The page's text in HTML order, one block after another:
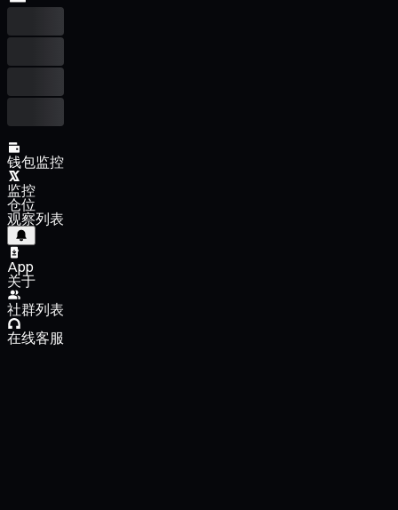
钱包监控
监控
仓位
观察列表
App
关于
社群列表
在线客服